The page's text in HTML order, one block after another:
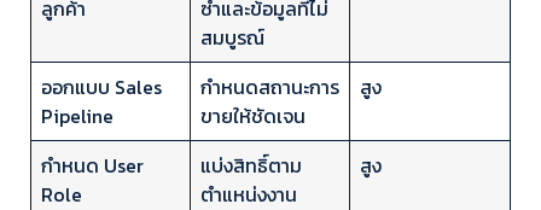
ลูกค้า
ซ้ำและข้อมูลที่ไม่
สมบูรณ์
ออกแบบ Sales
Pipeline
กำหนดสถานะการ
ขายให้ชัดเจน
สูง
กำหนด User
Role
แบ่งสิทธิ์ตาม
ตำแหน่งงาน
สูง